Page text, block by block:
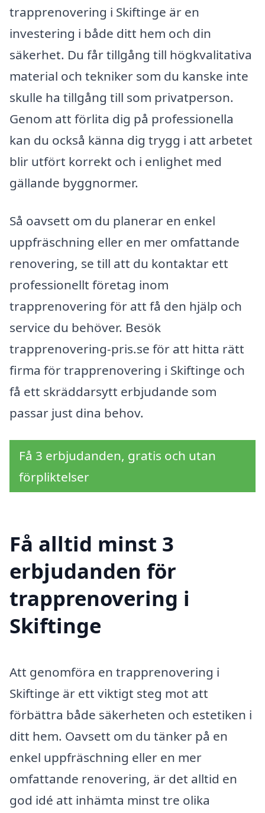
trapprenovering i Skiftinge är en
investering i både ditt hem och din
säkerhet. Du får tillgång till högkvalitativa
material och tekniker som du kanske inte
skulle ha tillgång till som privatperson.
Genom att förlita dig på professionella
kan du också känna dig trygg i att arbetet
blir utfört korrekt och i enlighet med
gällande byggnormer.
Så oavsett om du planerar en enkel
uppfräschning eller en mer omfattande
renovering, se till att du kontaktar ett
professionellt företag inom
trapprenovering för att få den hjälp och
service du behöver. Besök
trapprenovering-pris.se för att hitta rätt
firma för trapprenovering i Skiftinge och
få ett skräddarsytt erbjudande som
passar just dina behov.
Få 3 erbjudanden, gratis och utan
förpliktelser
Få alltid minst 3
erbjudanden för
trapprenovering i
Skiftinge
Att genomföra en trapprenovering i
Skiftinge är ett viktigt steg mot att
förbättra både säkerheten och estetiken i
ditt hem. Oavsett om du tänker på en
enkel uppfräschning eller en mer
omfattande renovering, är det alltid en
god idé att inhämta minst tre olika